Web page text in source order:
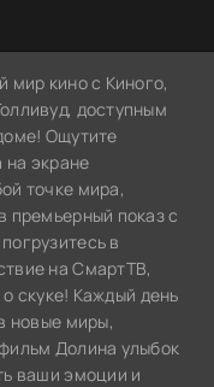
мир кино с Киного,
доступным
Ощутите
экране
точке мира,
премьерный показ с
в
на СмартТВ,
скуке! Каждый день
новые миры,
Долина улыбок
ваши эмоции и